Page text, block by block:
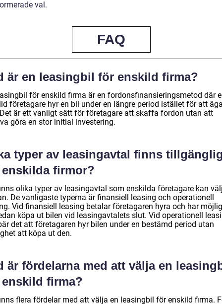
val.
FAQ
är en leasingbil för enskild firma?
för enskild firma är en fordonsfinansieringsmetod där
företagare hyr en bil under en längre period istället för att
är ett vanligt sätt för företagare att skaffa fordon utan att
göra en stor initial investering.
typer av leasingavtal finns
firmor?
olika typer av leasingavtal som enskilda företagare kan
De vanligaste typerna är finansiell leasing och operationell
Vid finansiell leasing betalar företagaren hyra och har
köpa ut bilen vid leasingavtalets slut. Vid operationell
det att företagaren hyr bilen under en bestämd period utan
att köpa ut den.
är fördelarna med att välja en
firma?
flera fördelar med att välja en leasingbil för enskild firma.